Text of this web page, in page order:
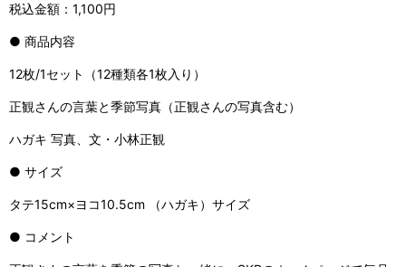
税込金額：1,100円
● 商品内容
12枚/1セット（12種類各1枚入り）
正観さんの言葉と季節写真（正観さんの写真含む）
ハガキ 写真、文・小林正観
● サイズ
タテ15cm×ヨコ10.5cm （ハガキ）サイズ
● コメント